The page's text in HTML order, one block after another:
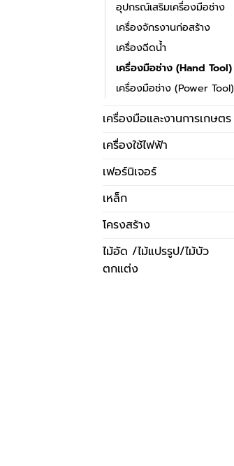
อุปกรณ์เสริมเครื่องมือช่าง
เครื่องจักรงานก่อสร้าง
เครื่องฉีดน้ำ
เครื่องมือช่าง (Hand Tool)
เครื่องมือช่าง (Power Tool)
เครื่องมือและงานการเกษตร
เครื่องใช้ไฟฟ้า
เฟอร์นิเจอร์
เหล็ก
โครงสร้าง
ไม้อัด /ไม้แปรรูป/ไม้บัว
ตกแต่ง